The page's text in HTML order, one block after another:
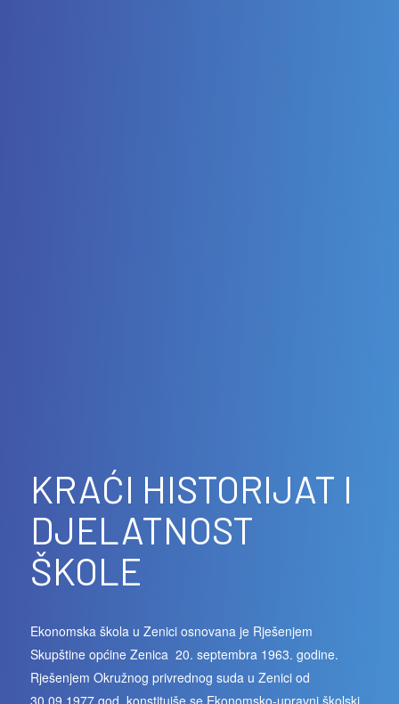
KRAĆI HISTORIJAT I
DJELATNOST
ŠKOLE
Ekonomska škola u Zenici osnovana je Rješenjem
Skupštine općine Zenica 20. septembra 1963. godine.
Rješenjem Okružnog privrednog suda u Zenici od
30.09.1977.god. konstituiše se Ekonomsko-upravni školski